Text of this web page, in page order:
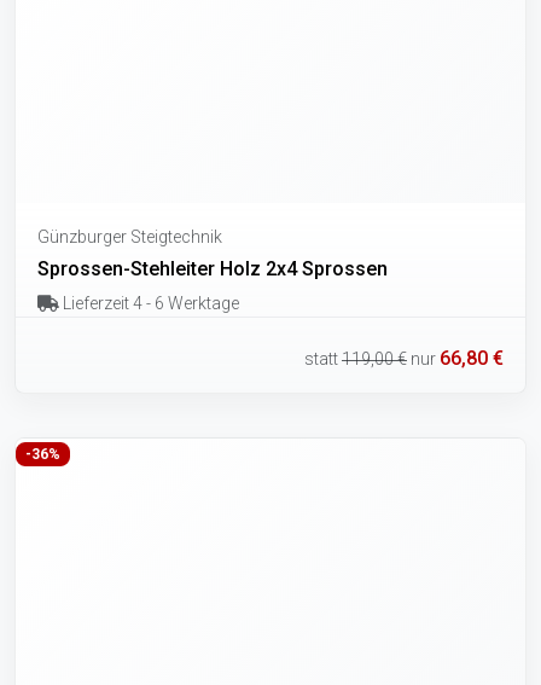
Günzburger Steigtechnik
Sprossen-Stehleiter Holz 2x4 Sprossen
Lieferzeit 4 - 6 Werktage
statt119,00 € nur 66,80 €
-36%